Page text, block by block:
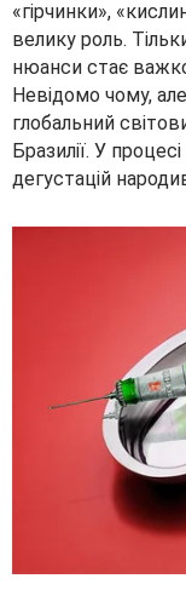
«гірчинки»,
велику роль.
нюанси стає
Невідомо чому,
глобальний
Бразилії. У
дегустацій